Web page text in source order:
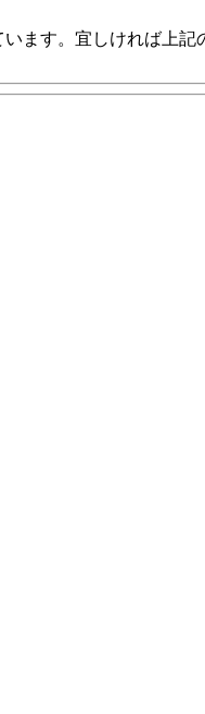
ます。宜しければ上